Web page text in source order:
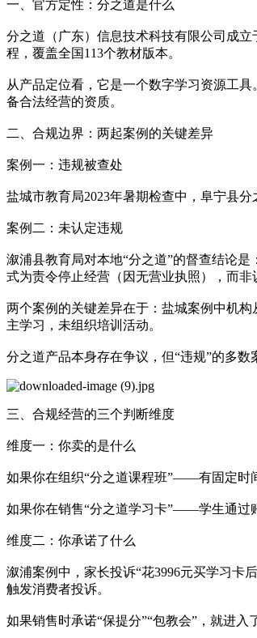
一、官方定性：分之道是什么
分之道（广东）信息技术科技有限公司成
程，覆盖全国113个教材版本。
从产品定位看，它是一个数字学习资源工
备合法经营的资质。
二、合规边界：两起案例的关键差异
案例一：违规被查处
盐城市教育局2023年暑期检查中，阜宁县
案例二：未认定违规
溆浦县教育局对本地“分之道”的督查结论
式为责令停止经营（因无营业执照），而非
两个案例的关键差异在于：盐城案例中机
主学习，未组织培训活动。
分之道产品本身存在争议，但“违规”的多数
三、合规经营的三个判断维度
维度一：你卖的是什么
如果你在组织“分之道课程班”——有固定时
如果你在销售“分之道学习卡”——学生通过
维度二：你承诺了什么
溆浦案例中，家长投诉“花3996元买学习卡
触发消费者投诉。
如果销售时承诺“保提分”“包教会”，就进